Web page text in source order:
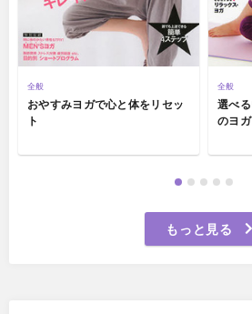
全般
おやすみヨガで心と体をリセッ
ト
全般
選べ
のヨガ
もっと見る